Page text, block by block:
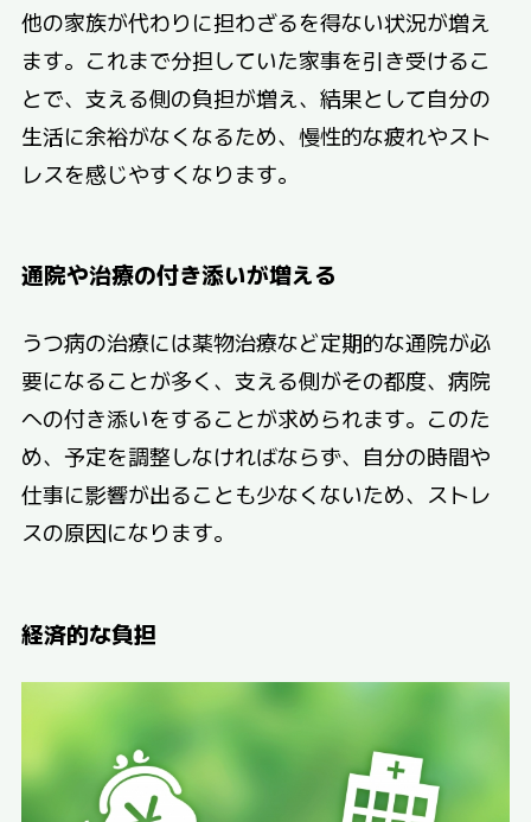
他の家族が代わりに担わざるを得ない状況が増え
ます。これまで分担していた家事を引き受けるこ
とで、支える側の負担が増え、結果として自分の
生活に余裕がなくなるため、慢性的な疲れやスト
レスを感じやすくなります。
通院や治療の付き添いが増える
うつ病の治療には薬物治療など定期的な通院が必
要になることが多く、支える側がその都度、病院
への付き添いをすることが求められます。このた
め、予定を調整しなければならず、自分の時間や
仕事に影響が出ることも少なくないため、ストレ
スの原因になります。
経済的な負担